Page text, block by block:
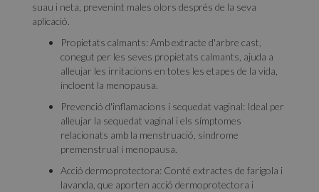
suau i neta, prevenint males olors després de la seva
aplicació.
Propietats calmants: Amb extracte d'arbre cast,
conegut per les seves propietats calmants, ajuda a
alleujar les irritacions en totes les etapes de la vida,
incloent la menopausa.
Prevenció d'inflamacions i sequedat vaginal: Ideal per
alleujar la sequedat vaginal i els símptomes
relacionats amb la menstruació, síndrome
premenstrual i menopausa.
Acció dermoprotectora: Conté extractes de farigola i
lavanda, que aporten acció dermoprotectora i